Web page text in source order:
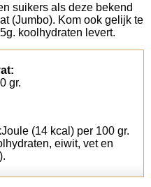
suikers als deze bekend
(Jumbo). Kom ook gelijk te
koolhydraten levert.
gr.
(14 kcal) per 100 gr.
eiwit, vet en